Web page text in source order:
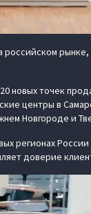
новых точек
центры в
Новгороде и
регионах
доверие